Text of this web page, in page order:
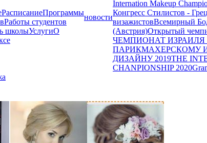
РасписаниеПрограммы
Работы студентов
школыУслугиО
новости
Internation Makeup
Конгресс Стилистов -
визажистовВсемирный
(Австрия)Открытый
ЧЕМПИОНАТ
ПАРИКМАХЕРСКОМУ
ДИЗАЙНУ 2019THE
CHANPIONSHIP 2020